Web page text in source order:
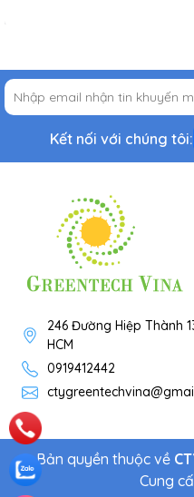
Kết nối với chúng tôi:
246 Đường Hiệp Thành
HCM
0919412442
Bản quyền thuộc về
Cung